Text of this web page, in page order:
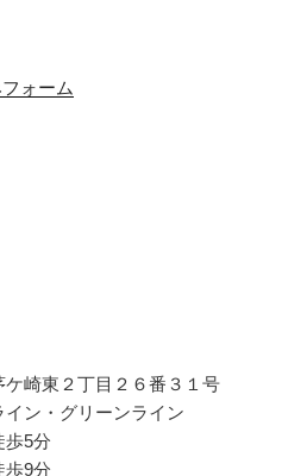
ォーム
崎東２丁目２６番３１号
ン・グリーンライン
歩5分
歩9分